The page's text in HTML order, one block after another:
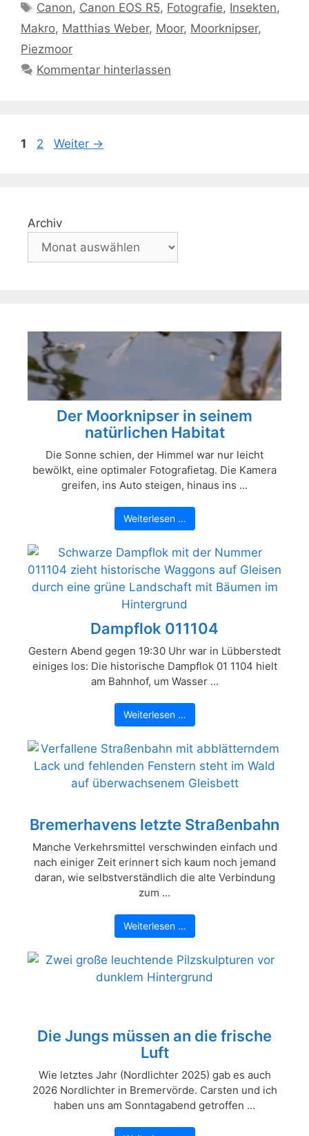
Schlagwörter
Canon, Canon EOS R5, Fotografie, Insekten,
Makro, Matthias Weber, Moor, Moorknipser,
Piezmoor
Kommentar hinterlassen
Seite
1 Seite
2 Weiter →
Archiv
Der Moorknipser in seinem
natürlichen Habitat
Die Sonne schien, der Himmel war nur leicht
bewölkt, eine optimaler Fotografietag. Die Kamera
greifen, ins Auto steigen, hinaus ins ...
Weiterlesen …
Dampflok 011104
Gestern Abend gegen 19:30 Uhr war in Lübberstedt
einiges los: Die historische Dampflok 01 1104 hielt
am Bahnhof, um Wasser ...
Weiterlesen …
Bremerhavens letzte Straßenbahn
Manche Verkehrsmittel verschwinden einfach und
nach einiger Zeit erinnert sich kaum noch jemand
daran, wie selbstverständlich die alte Verbindung
zum ...
Weiterlesen …
Die Jungs müssen an die frische
Luft
Wie letztes Jahr (Nordlichter 2025) gab es auch
2026 Nordlichter in Bremervörde. Carsten und ich
haben uns am Sonntagabend getroffen ...